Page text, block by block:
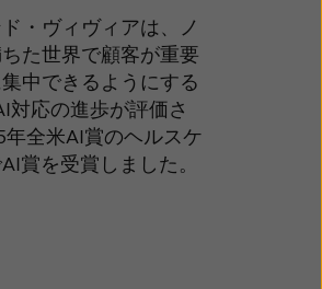
・ヴィヴィアは、ノ
た世界で顧客が重要
中できるようにする
対応の進歩が評価さ
年全米AI賞のヘルスケ
賞を受賞しました。